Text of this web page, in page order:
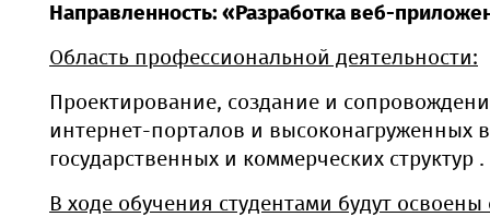
Направленность: «Разработка веб-
Область профессиональной деятельности:
Проектирование, создание и
интернет-порталов и высоконагруженных
государственных и коммерческих структур .
В ходе обучения студентами будут